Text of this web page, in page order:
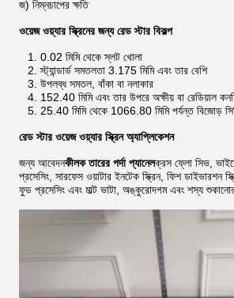
জ) নিম্নচাপের ক্ষতি
ওয়েজ ওয়্যার স্ক্রিনের জন্য রেড স্টার বিকল্প
1. 0.02 মিমি থেকে স্লট খোলা
2. স্ট্যান্ডার্ড সমতলতা 3.175 মিমি এবং তার বেশি
3. উপলব্ধ সমতল, বাঁকা বা নলাকার
4. 152.40 মিমি এবং তার উপরে অক্ষীয় বা রেডিয়াল
5. 25.40 মিমি থেকে 1066.80 মিমি পর্যন্ত বিজোড়
রেড স্টার ওয়েজ ওয়্যার স্ক্রিন অ্যাপ্লিকেশন
জন্য আবেদনকীলক তারের পর্দা প্যানেলক্রস ফ্লো সিভ,
প্রসেসিং, সারফেস ওয়াটার ইনটেক স্ক্রিন, ফিশ ডাইভারশন
ফুড প্রসেসিং এবং মাল্ট ভাটা, অঙ্কুরোদগম এবং শস্য